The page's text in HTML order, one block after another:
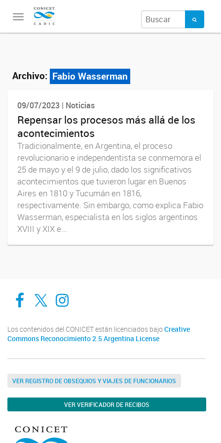
Toggle
Archivo: Fabio Wasserman
09/07/2023 | Noticias
Repensar los procesos más allá de los
acontecimientos
Tradicionalmente, en Argentina, el proceso
revolucionario e independentista se conmemora el
25 de mayo y el 9 de julio, dado los significativos
acontecimientos que tuvieron lugar en Buenos
Aires en 1810 y Tucumán en 1816,
respectivamente. Sin embargo, como explica Fabio
Wasserman, especialista en los siglos argentinos
XVIII y XIX e...
Cadic en RedCADIC Ushuaia
Cadic en Red
Los contenidos del CONICET están licenciados bajo Creative
Commons Reconocimiento 2.5 Argentina License
VER REGISTRO DE OBSEQUIOS Y VIAJES DE FUNCIONARIOS
VER VERIFICADOR DE RECIBOS